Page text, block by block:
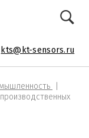
kts@kt-sensors.ru